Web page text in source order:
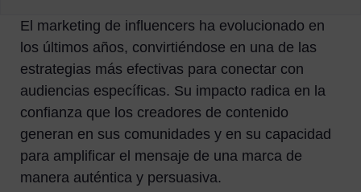
El marketing de influencers ha evolucionado en
los últimos años, convirtiéndose en una de las
estrategias más efectivas para conectar con
audiencias específicas. Su impacto radica en la
confianza que los creadores de contenido
generan en sus comunidades y en su capacidad
para amplificar el mensaje de una marca de
manera auténtica y persuasiva.